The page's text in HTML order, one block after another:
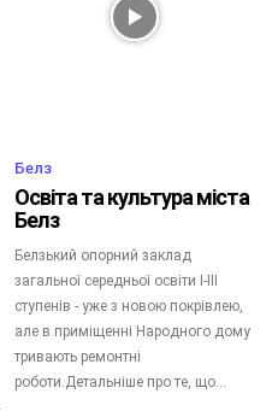
Белз
Освіта та культура міста
Белз
Белзький опорний заклад
загальної середньої освіти І-ІІІ
ступенів - уже з новою покрівлею,
але в приміщенні Народного дому
тривають ремонтні
роботи.Детальніше про те, що...